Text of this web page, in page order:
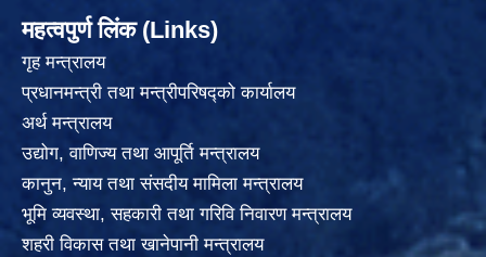
महत्वपुर्ण लिंक (Links)
गृह मन्त्रालय
प्रधानमन्त्री तथा मन्त्रीपरिषद्को कार्यालय
अर्थ मन्त्रालय
उद्योग, वाणिज्य तथा आपूर्ति मन्त्रालय
कानुन, न्याय तथा संसदीय मामिला मन्त्रालय
भूमि व्यवस्था, सहकारी तथा गरिवि निवारण मन्त्रालय
शहरी विकास तथा खानेपानी मन्त्रालय